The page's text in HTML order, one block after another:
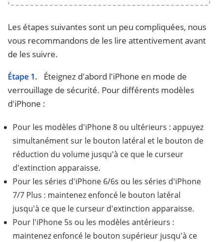
Les étapes suivantes sont un peu compliquées, nous
vous recommandons de les lire attentivement avant
de les suivre.
Étape 1.
Éteignez d'abord l'iPhone en mode de
verrouillage de sécurité. Pour différents modèles
d'iPhone :
Pour les modèles d'iPhone 8 ou ultérieurs : appuyez
simultanément sur le bouton latéral et le bouton de
réduction du volume jusqu'à ce que le curseur
d'extinction apparaisse.
Pour les séries d'iPhone 6/6s ou les séries d'iPhone
7/7 Plus : maintenez enfoncé le bouton latéral
jusqu'à ce que le curseur d'extinction apparaisse.
Pour l'iPhone 5s ou les modèles antérieurs :
maintenez enfoncé le bouton supérieur jusqu'à ce